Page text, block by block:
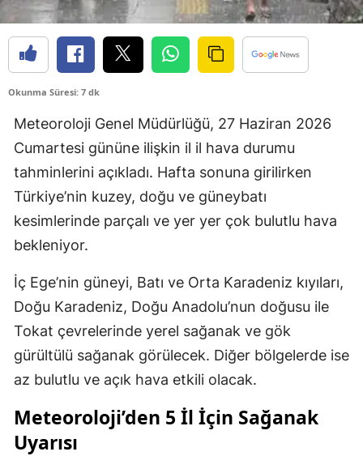
Okunma Süresi: 7 dk
Meteoroloji Genel Müdürlüğü, 27 Haziran 2026
Cumartesi gününe ilişkin il il hava durumu
tahminlerini açıkladı. Hafta sonuna girilirken
Türkiye’nin kuzey, doğu ve güneybatı
kesimlerinde parçalı ve yer yer çok bulutlu hava
bekleniyor.
İç Ege’nin güneyi, Batı ve Orta Karadeniz kıyıları,
Doğu Karadeniz, Doğu Anadolu’nun doğusu ile
Tokat çevrelerinde yerel sağanak ve gök
gürültülü sağanak görülecek. Diğer bölgelerde ise
az bulutlu ve açık hava etkili olacak.
Meteoroloji’den 5 İl İçin Sağanak
Uyarısı